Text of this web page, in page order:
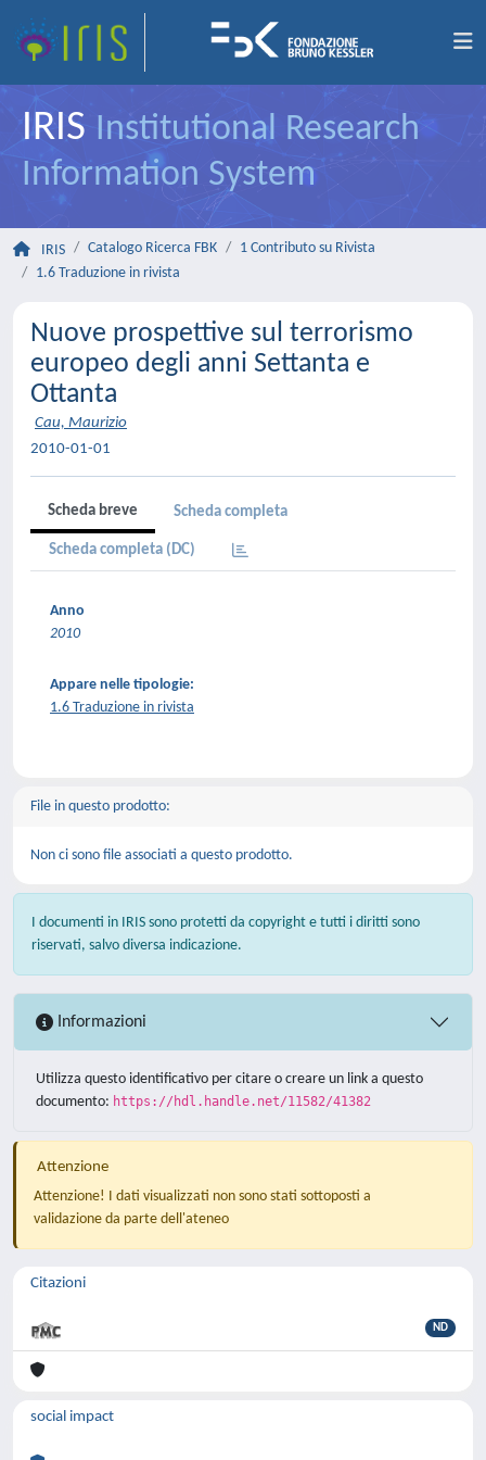
IRIS Institutional Research
Information System
IRIS Catalogo Ricerca FBK
1 Contributo su Rivista
1.6 Traduzione in rivista
Nuove prospettive sul terrorismo
europeo degli anni Settanta e
Ottanta
Cau, Maurizio
2010-01-01
Scheda breve Scheda completa
Scheda completa (DC)
Anno
2010
Appare nelle tipologie:
1.6 Traduzione in rivista
File in questo prodotto:
Non ci sono file associati a questo prodotto.
I documenti in IRIS sono protetti da copyright e tutti i diritti sono
riservati, salvo diversa indicazione.
Informazioni
Utilizza questo identificativo per citare o creare un link a questo
documento: https://hdl.handle.net/11582/41382
Attenzione
Attenzione! I dati visualizzati non sono stati sottoposti a
validazione da parte dell'ateneo
Citazioni
ND
social impact